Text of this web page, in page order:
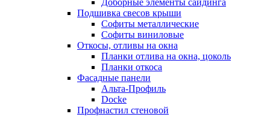
Доборные элементы сайдинга
Подшивка свесов крыши
Софиты металлические
Софиты виниловые
Откосы, отливы на окна
Планки отлива на окна, цоколь
Планки откоса
Фасадные панели
Альта-Профиль
Docke
Профнастил стеновой